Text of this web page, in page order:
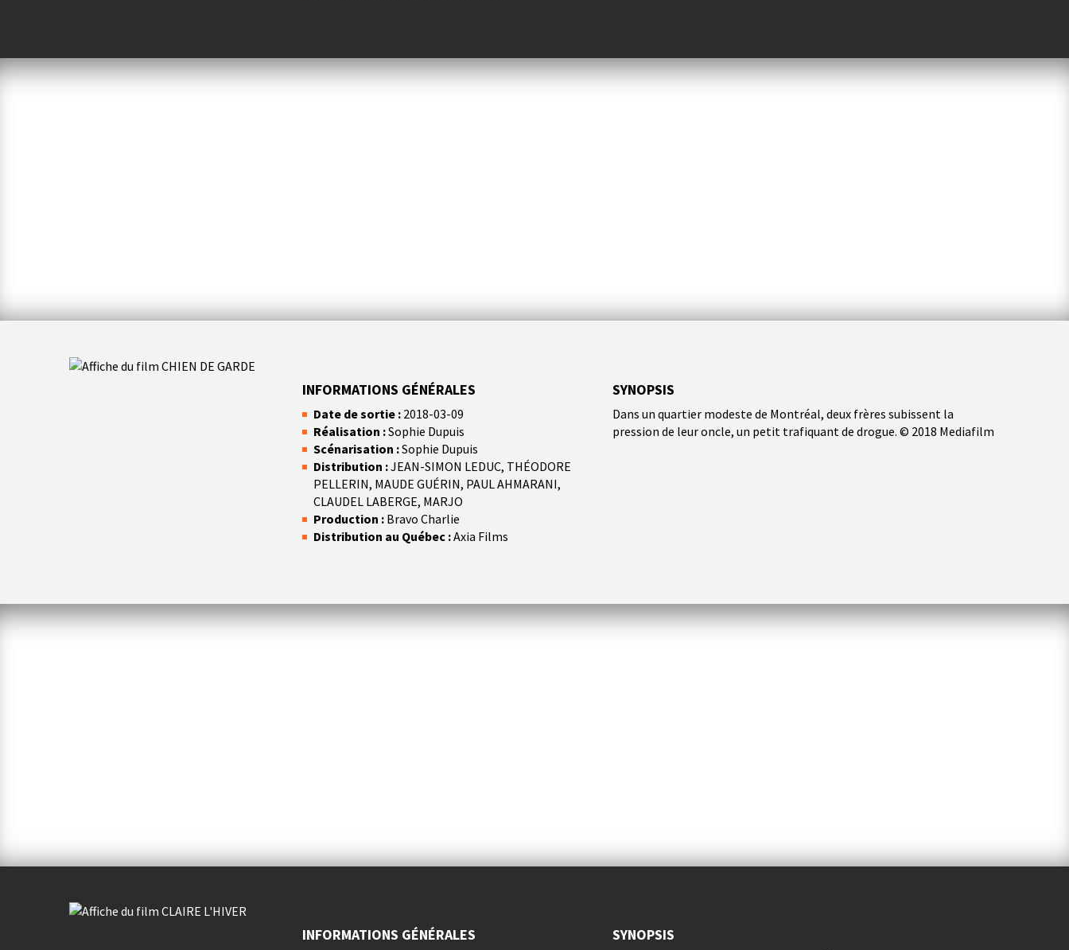
INFORMATIONS GÉNÉRALES
Date de sortie : 2018-03-09
Réalisation :Sophie Dupuis
Scénarisation :Sophie Dupuis
Distribution :JEAN-SIMON LEDUC, THÉODORE
PELLERIN, MAUDE GUÉRIN, PAUL AHMARANI,
CLAUDEL LABERGE, MARJO
Production : Bravo Charlie
Distribution au Québec :Axia Films
SYNOPSIS
Dans un quartier modeste de Montréal, deux frères subissent la
pression de leur oncle, un petit trafiquant de drogue. © 2018 Mediafilm
INFORMATIONS GÉNÉRALES SYNOPSIS